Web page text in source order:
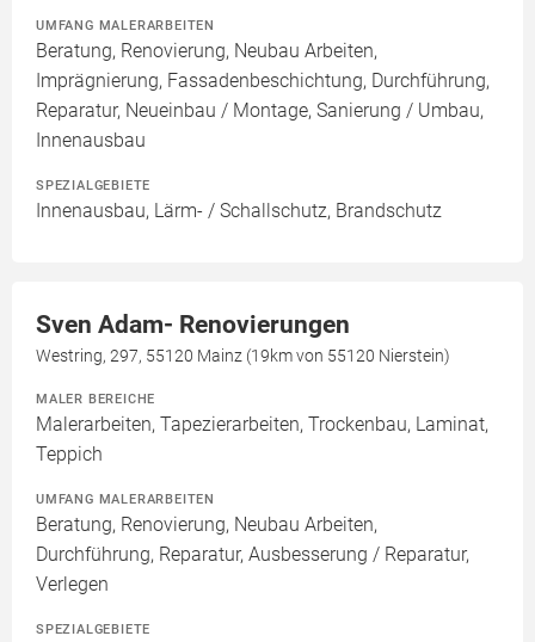
UMFANG MALERARBEITEN
Beratung, Renovierung, Neubau Arbeiten,
Imprägnierung, Fassadenbeschichtung, Durchführung,
Reparatur, Neueinbau / Montage, Sanierung / Umbau,
Innenausbau
SPEZIALGEBIETE
Innenausbau, Lärm- / Schallschutz, Brandschutz
Sven Adam- Renovierungen
Westring, 297, 55120 Mainz (19km von 55120 Nierstein)
MALER BEREICHE
Malerarbeiten, Tapezierarbeiten, Trockenbau, Laminat,
Teppich
UMFANG MALERARBEITEN
Beratung, Renovierung, Neubau Arbeiten,
Durchführung, Reparatur, Ausbesserung / Reparatur,
Verlegen
SPEZIALGEBIETE